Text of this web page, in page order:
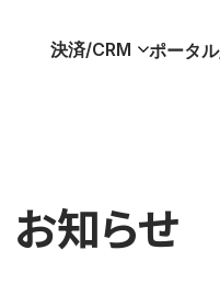
決済/CRM ポータ
お知らせ